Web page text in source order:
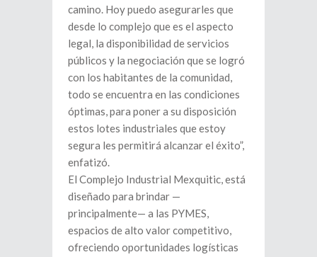
camino. Hoy puedo asegurarles que
desde lo complejo que es el aspecto
legal, la disponibilidad de servicios
públicos y la negociación que se logró
con los habitantes de la comunidad,
todo se encuentra en las condiciones
óptimas, para poner a su disposición
estos lotes industriales que estoy
segura les permitirá alcanzar el éxito”,
enfatizó.
El Complejo Industrial Mexquitic, está
diseñado para brindar —
principalmente— a las PYMES,
espacios de alto valor competitivo,
ofreciendo oportunidades logísticas